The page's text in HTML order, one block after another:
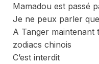
Mamadou est passé
Je ne peux parler
A Tanger maintenant
zodiacs chinois
C’est interdit